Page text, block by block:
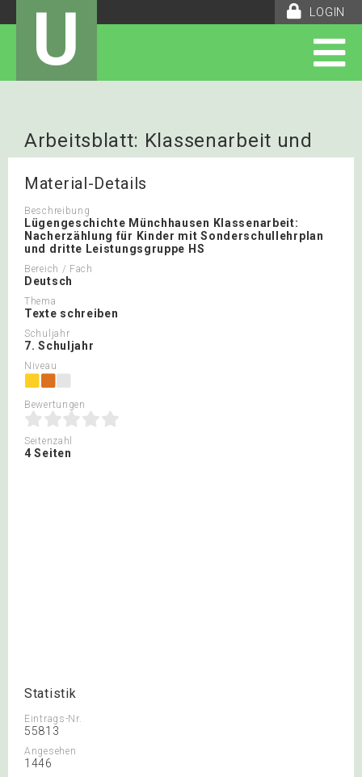
LOGIN
U
Arbeitsblatt: Klassenarbeit und
Beurteilung
Material-Details
Beschreibung
Lügengeschichte Münchhausen Klassenarbeit:
Nacherzählung für Kinder mit Sonderschullehrplan
und dritte Leistungsgruppe HS
Bereich / Fach
Deutsch
Thema
Texte schreiben
Schuljahr
7. Schuljahr
Niveau
Bewertungen
Seitenzahl
4 Seiten
Statistik
Eintrags-Nr.
55813
Angesehen
1446